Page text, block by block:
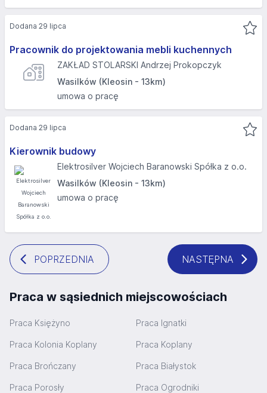
Pracownik do projektowania mebli kuchennych
ZAKŁAD STOLARSKI Andrzej Prokopczyk
Wasilków (Kleosin - 13km)
umowa o pracę
Dodana 29 lipca
Kierownik budowy
Elektrosilver Wojciech Baranowski Spółka z o.o.
Wasilków (Kleosin - 13km)
umowa o pracę
Dodana 29 lipca
POPRZEDNIA NASTĘPNA
Praca w sąsiednich miejscowościach
Praca Księżyno Praca Ignatki
Praca Kolonia Koplany Praca Koplany
Praca Brończany Praca Białystok
Praca Porosły Praca Ogrodniki